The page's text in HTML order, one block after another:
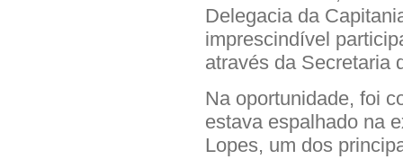
Delegacia da
imprescindível
através da Secretaria
Na oportunidade, foi
estava espalhado na
Lopes, um dos